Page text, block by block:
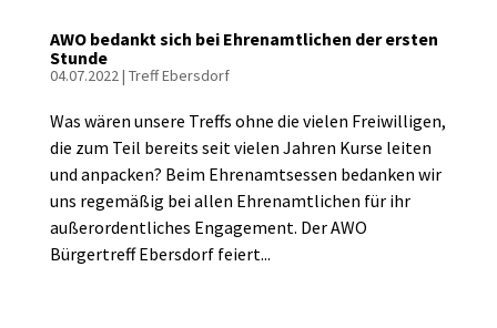
AWO bedankt sich bei Ehrenamtlichen der ersten
Stunde
04.07.2022 | Treff Ebersdorf
Was wären unsere Treffs ohne die vielen Freiwilligen,
die zum Teil bereits seit vielen Jahren Kurse leiten
und anpacken? Beim Ehrenamtsessen bedanken wir
uns regemäßig bei allen Ehrenamtlichen für ihr
außerordentliches Engagement. Der AWO
Bürgertreff Ebersdorf feiert...